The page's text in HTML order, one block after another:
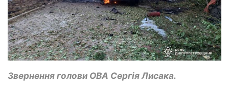
Звернення голови ОВА Сергія Лисака.